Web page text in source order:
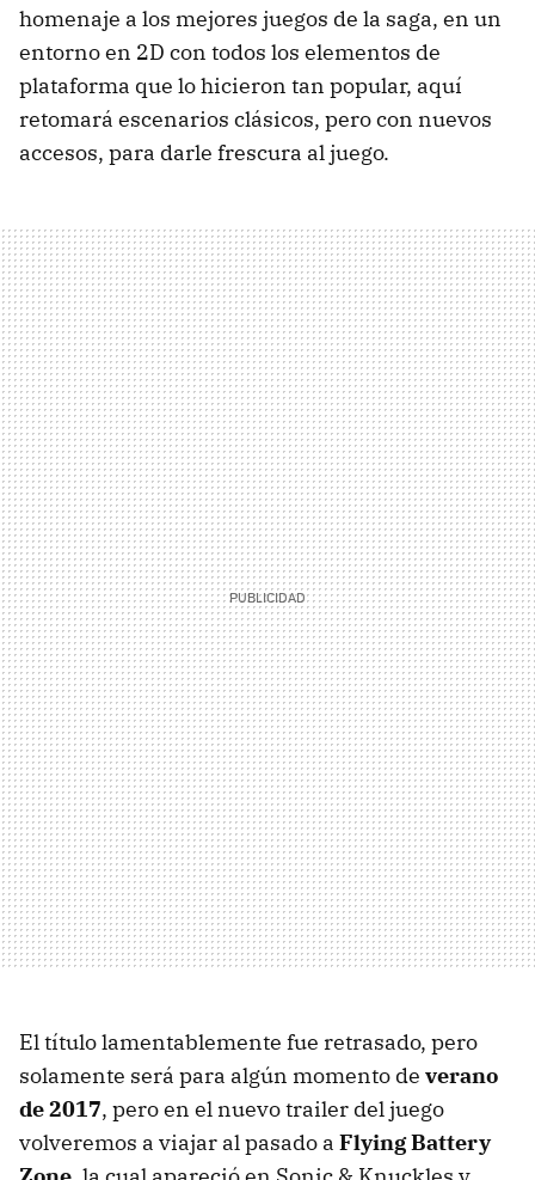
homenaje a los mejores juegos de la saga, en un
entorno en 2D con todos los elementos de
plataforma que lo hicieron tan popular, aquí
retomará escenarios clásicos, pero con nuevos
accesos, para darle frescura al juego.
El título lamentablemente fue retrasado, pero
solamente será para algún momento de verano
de 2017, pero en el nuevo trailer del juego
volveremos a viajar al pasado a Flying Battery